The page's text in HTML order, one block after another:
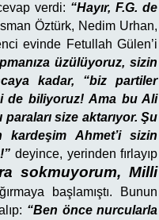
verdi: “Hayır, F.G. de
Öztürk, Nedim Urhan,
evinde Fetullah Gülen’i
üzülüyoruz, sizin
kadar, “biz partiler
de biliyoruz! Ama bu Ali
paraları size aktarıyor. Şu
Ahmet’i sizin
deyince, yerinden fırlayıp
sokmuyorum, Milli
başlamıştı. Bunun
“Ben önce nurcularla